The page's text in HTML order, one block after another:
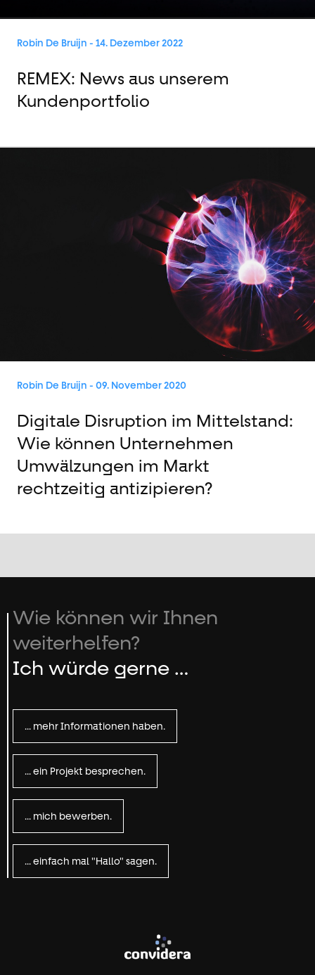
Robin De Bruijn - 14. Dezember 2022
REMEX: News aus unserem
Kundenportfolio
Robin De Bruijn - 09. November 2020
Digitale Disruption im Mittelstand:
Wie können Unternehmen
Umwälzungen im Markt
rechtzeitig antizipieren?
Wie können wir Ihnen
weiterhelfen?
Ich würde gerne …
... mehr Informationen haben.
... ein Projekt besprechen.
... mich bewerben.
... einfach mal "Hallo" sagen.